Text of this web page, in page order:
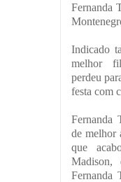
Fernanda
Indicado
melhor
perdeu
festa com
Fernanda
de melhor
que
Madison,
Fernanda